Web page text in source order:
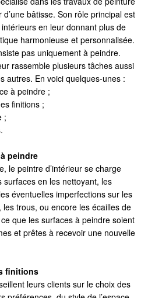
bâtisse. Son rôle principal est
en leur donnant plus de
harmonieuse et personnalisée.
pas uniquement à peindre.
rassemble plusieurs tâches aussi
autres. En voici quelques-unes :
à peindre ;
finitions ;
;
peindre
le peintre d’intérieur se charge
surfaces en les nettoyant, les
éventuelles imperfections sur les
trous, ou encore les écailles de
que les surfaces à peindre soient
et prêtes à recevoir une nouvelle
finitions
leurs clients sur le choix des